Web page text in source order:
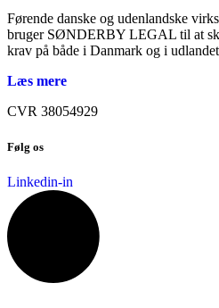
Førende danske og udenlandske
bruger SØNDERBY LEGAL til at
krav på både i Danmark og i
Læs mere
CVR 38054929
Følg os
Linkedin-in